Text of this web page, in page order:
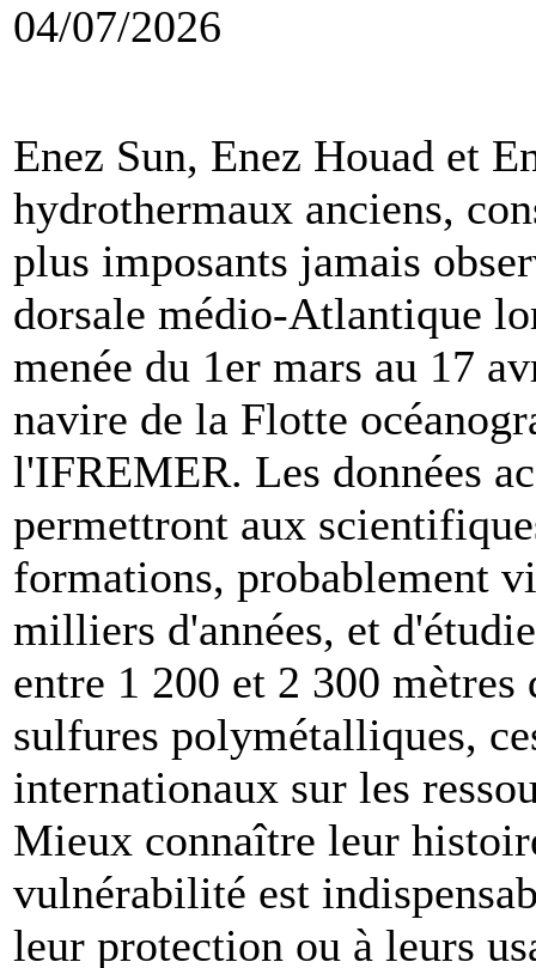
04/07/2026
Enez Sun, Enez Houad et
hydrothermaux anciens,
plus imposants jamais
dorsale médio-Atlantique
menée du 1er mars au 17
navire de la Flotte
l'IFREMER. Les données
permettront aux
formations, probablement
milliers d'années, et
entre 1 200 et 2 300 mètres
sulfures polymétalliques,
internationaux sur les
Mieux connaître leur
vulnérabilité est
leur protection ou à leurs